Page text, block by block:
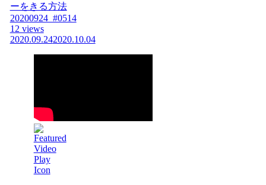
ーをきる方法
20200924_#0514
12 views
2020.09.242020.10.04